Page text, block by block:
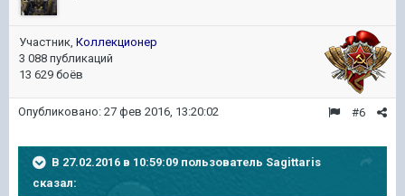
Участник, Коллекционер
3 088 публикаций
13 629 боёв
#6
Опубликовано: 27 фев 2016, 13:20:02
В 27.02.2016 в 10:59:09 пользователь Sagittaris
сказал: